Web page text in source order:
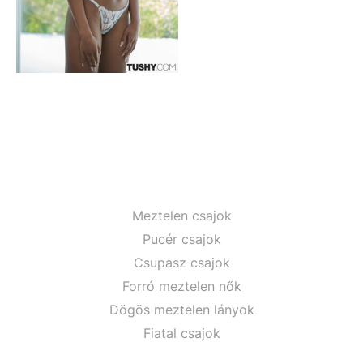
Meztelen csajok
Pucér csajok
Csupasz csajok
Forró meztelen nők
Dögös meztelen lányok
Fiatal csajok